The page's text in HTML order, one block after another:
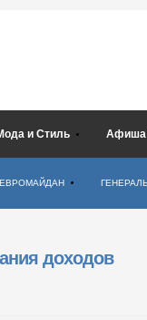
и Стиль Афиша
ЕВРОМАЙДАН
доходов